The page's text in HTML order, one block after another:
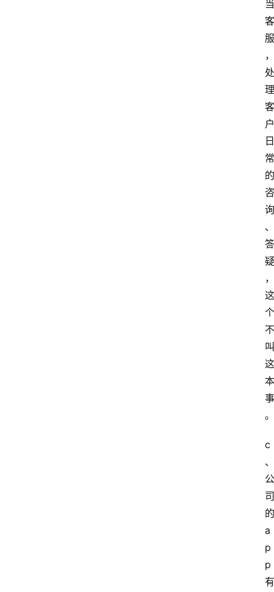
当
客
服
，
处
理
客
户
日
常
的
咨
询
、
答
疑
，
这
个
不
叫
这
本
事
。
c
、
公
司
的
a
p
p
有